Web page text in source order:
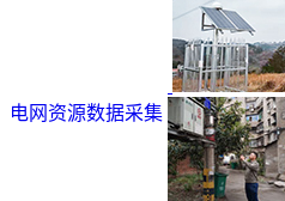
电网资源数据采集